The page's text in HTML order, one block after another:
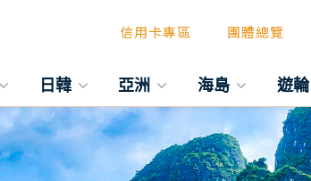
信用卡專區 團體總覽
日韓 亞洲 海島 遊輪